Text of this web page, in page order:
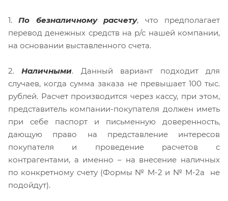
1.По безналичному расчету, что предполагает
перевод денежных средств на р/с нашей компании,
на основании выставленного счета.
2.Наличными. Данный вариант подходит для
случаев, когда сумма заказа не превышает 100 тыс.
рублей. Расчет производится через кассу, при этом,
представитель компании-покупателя должен иметь
при себе паспорт и письменную доверенность,
дающую право на представление интересов
покупателя и проведение расчетов с
контрагентами, а именно – на внесение наличных
по конкретному счету (Формы № М-2 и № М-2а не
подойдут).